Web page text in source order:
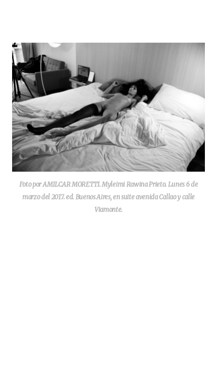
Foto por AMILCAR MORETTI. Myleimi Rawina Prieto. Lunes 6 de
marzo del 2017. ed. Buenos Aires, en suite avenida Callao y calle
Viamonte.